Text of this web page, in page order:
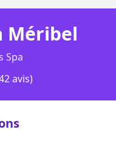
Méribel
Spa
avis)